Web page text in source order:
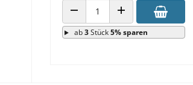
ANZAHL VERRINGERNANZAHL ERHÖHEN
ab3Stück5% sparen